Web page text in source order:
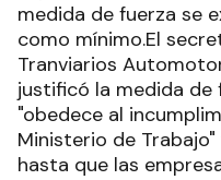
medida de fuerza se
como mínimo.El
Tranviarios
justificó la medida de
"obedece al
Ministerio de
hasta que las